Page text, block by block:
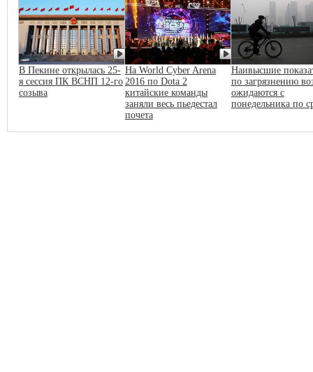
В Пекине открылась 25-
я сессия ПК ВСНП 12-го
созыва
На World Cyber Arena
2016 по Dota 2
китайские команды
заняли весь пьедестал
почета
Наивысшие
по загрязнению
ожидаются с
понедельника по